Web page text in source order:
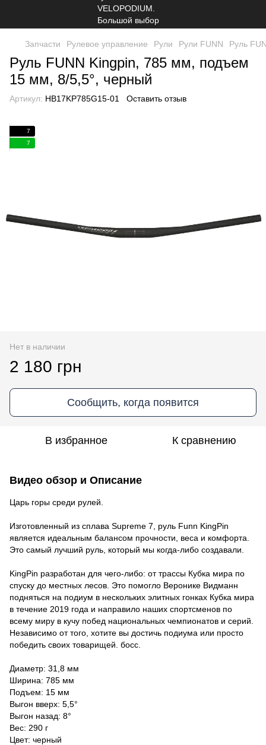
Запчасти Рулевое управление Рули Рули FUNN Руль
Руль FUNN Kingpin, 785 мм, подъем
15 мм, 8/5,5°, черный
Артикул: HB17KP785G15-01 Оставить отзыв
7
7
Нет в наличии
2 180 грн
Сообщить, когда появится
В избранное К сравнению
Видео обзор и Описание
Царь горы среди рулей.
Изготовленный из сплава Supreme 7, руль Funn KingPin
является идеальным балансом прочности, веса и комфорта.
Это самый лучший руль, который мы когда-либо создавали.
KingPin разработан для чего-либо: от трассы Кубка мира по
спуску до местных лесов. Это помогло Веронике Видманн
подняться на подиум в нескольких элитных гонках Кубка мира
в течение 2019 года и направило наших спортсменов по
всему миру в кучу побед национальных чемпионатов и серий.
Независимо от того, хотите вы достичь подиума или просто
победить своих товарищей. босс.
Диаметр: 31,8 мм
Ширина: 785 мм
Подъем: 15 мм
Выгон вверх: 5,5°
Выгон назад: 8°
Вес: 290 г
Цвет: черный